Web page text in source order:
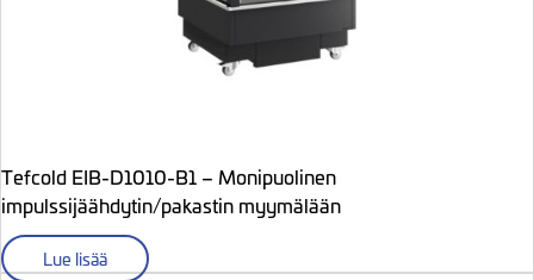
Tefcold EIB-D1010-B1 – Monipuolinen
impulssijäähdytin/pakastin myymälään
Lue lisää